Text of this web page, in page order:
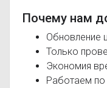
Почему нам
Обновление
Только
Экономия
Работаем по